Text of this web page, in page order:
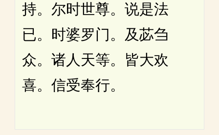
持。尔时世尊。说是法
已。时婆罗门。及苾刍
众。诸人天等。皆大欢
喜。信受奉行。